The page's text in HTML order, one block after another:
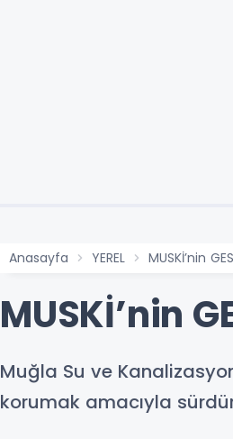
Anasayfa YEREL MUSKİ’nin
MUSKİ’nin
Muğla Su ve
korumak amacıyla